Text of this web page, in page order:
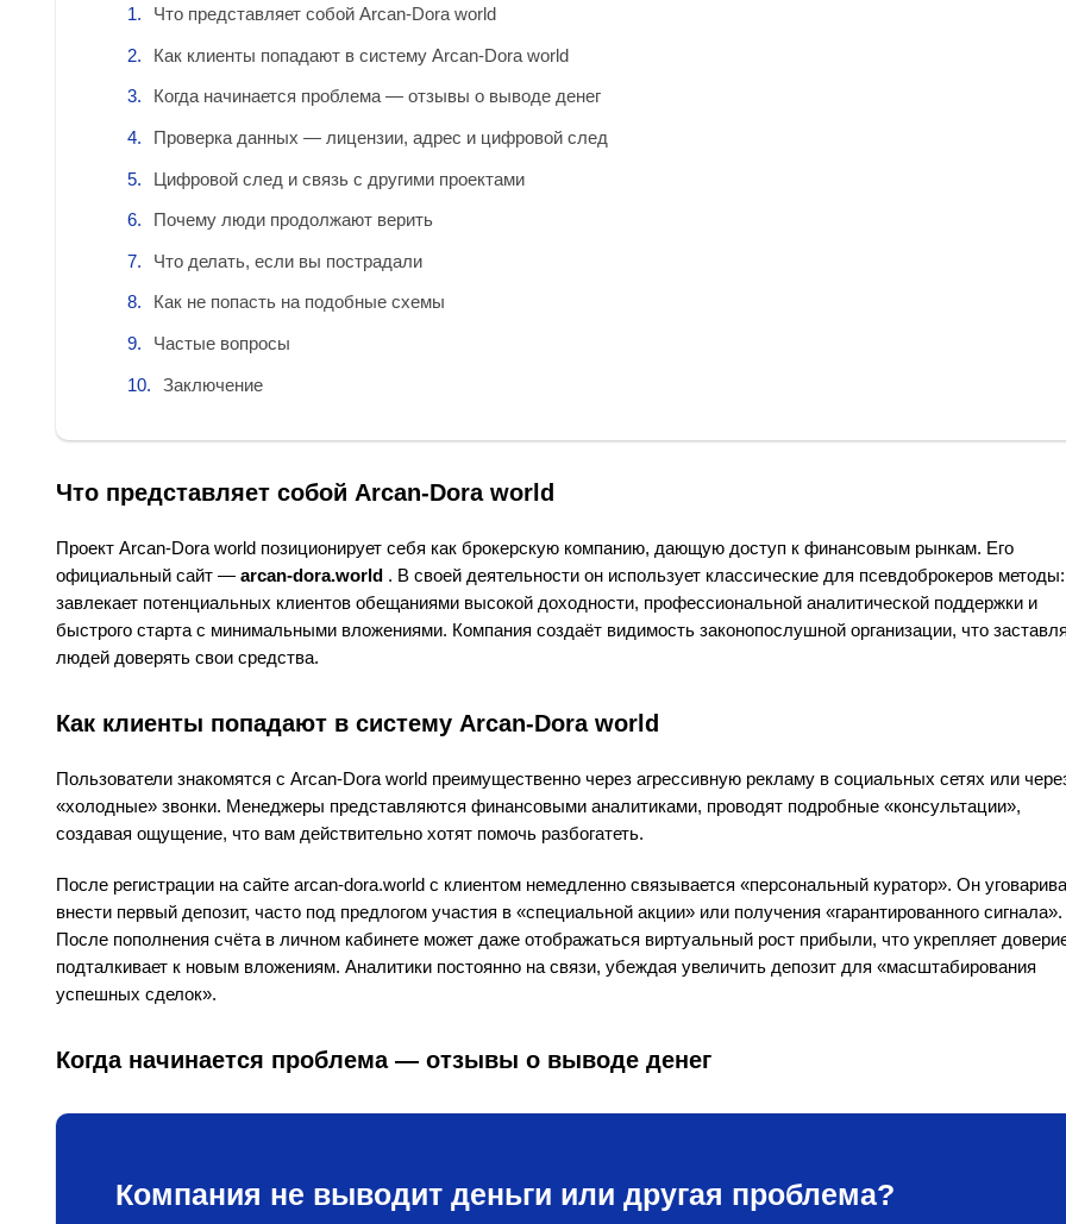
Что представляет собой Arcan-Dora world
Как клиенты попадают в систему Arcan-Dora world
Когда начинается проблема — отзывы о выводе денег
Проверка данных — лицензии, адрес и цифровой след
Цифровой след и связь с другими проектами
Почему люди продолжают верить
Что делать, если вы пострадали
Как не попасть на подобные схемы
Частые вопросы
Заключение
Что представляет собой Arcan-Dora world
Проект Arcan-Dora world позиционирует себя как брокерскую компанию, дающую доступ к финансовым рынкам. Его
официальный сайт — arcan-dora.world . В своей деятельности он использует классические для псевдоброкеров методы:
завлекает потенциальных клиентов обещаниями высокой доходности, профессиональной аналитической поддержки и
быстрого старта с минимальными вложениями. Компания создаёт видимость законопослушной организации, что
людей доверять свои средства.
Как клиенты попадают в систему Arcan-Dora world
Пользователи знакомятся с Arcan-Dora world преимущественно через агрессивную рекламу в социальных сетях или
«холодные» звонки. Менеджеры представляются финансовыми аналитиками, проводят подробные «консультации»,
создавая ощущение, что вам действительно хотят помочь разбогатеть.
После регистрации на сайте arcan-dora.world с клиентом немедленно связывается «персональный куратор». Он
внести первый депозит, часто под предлогом участия в «специальной акции» или получения «гарантированного сигнала».
После пополнения счёта в личном кабинете может даже отображаться виртуальный рост прибыли, что укрепляет
подталкивает к новым вложениям. Аналитики постоянно на связи, убеждая увеличить депозит для «масштабирования
успешных сделок».
Когда начинается проблема — отзывы о выводе денег
Компания не выводит деньги или другая проблема?